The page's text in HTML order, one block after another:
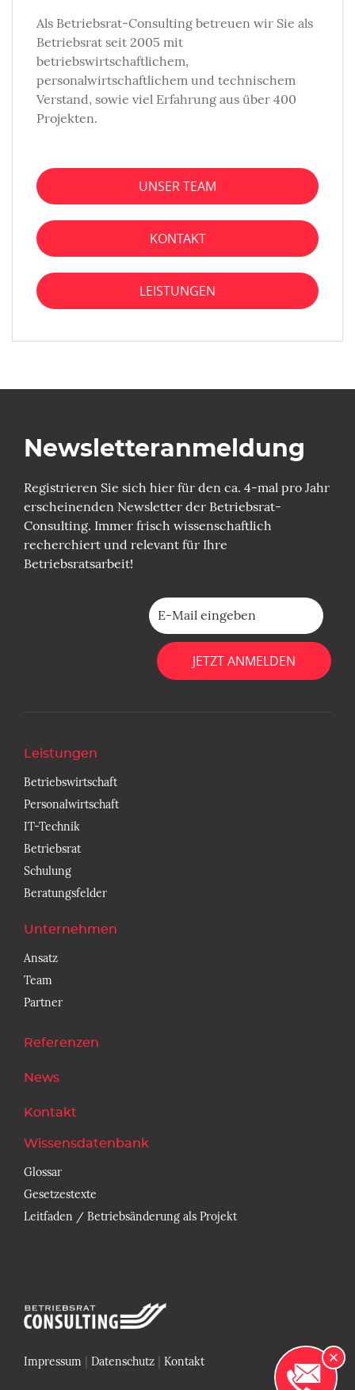
Als Betriebsrat-Consulting betreuen wir Sie als
Betriebsrat seit 2005 mit
betriebswirtschaftlichem,
personalwirtschaftlichem und technischem
Verstand, sowie viel Erfahrung aus über 400
Projekten.
UNSER TEAM
KONTAKT
LEISTUNGEN
Newsletter­anmeldung
Registrieren Sie sich hier für den ca. 4-mal pro Jahr
erscheinenden Newsletter der Betriebsrat-
Consulting. Immer frisch wissenschaftlich
recherchiert und relevant für Ihre
Betriebsratsarbeit!
Bitte lasse dieses Feld leer.
Leistungen
Betriebswirtschaft
Personalwirtschaft
IT-Technik
Betriebsrat
Schulung
Beratungsfelder
Unternehmen
Ansatz
Team
Partner
Referenzen
News
Kontakt
Wissensdatenbank
Glossar
Gesetzestexte
Leitfaden / Betriebsänderung als Projekt
Impressum Datenschutz Kontakt